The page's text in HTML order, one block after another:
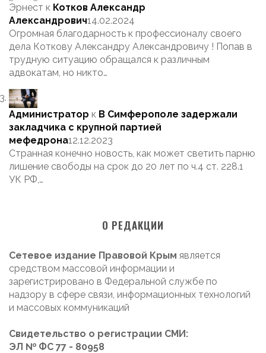
Эрнест к Котков Александр
Александрович14.02.2024
Огромная благодарность к профессионалу своего
дела Коткову Александру Александровичу ! Попав в
трудную ситуацию обращался к различным
адвокатам, но никто…
Администратор к В Симферополе задержали
закладчика с крупной партией
мефедрона12.12.2023
Странная конечно новость, как может светить парню
лишение свободы на срок до 20 лет по ч.4 ст. 228.1
УК РФ,…
О РЕДАКЦИИ
Сетевое издание Правовой Крым является
средством массовой информации и
зарегистрировано в Федеральной службе по
надзору в сфере связи, информационных технологий
и массовых коммуникаций
Свидетельство о регистрации СМИ:
ЭЛ № ФС 77 - 80958